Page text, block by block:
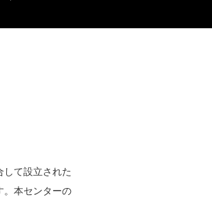
て設立された
。本センターの